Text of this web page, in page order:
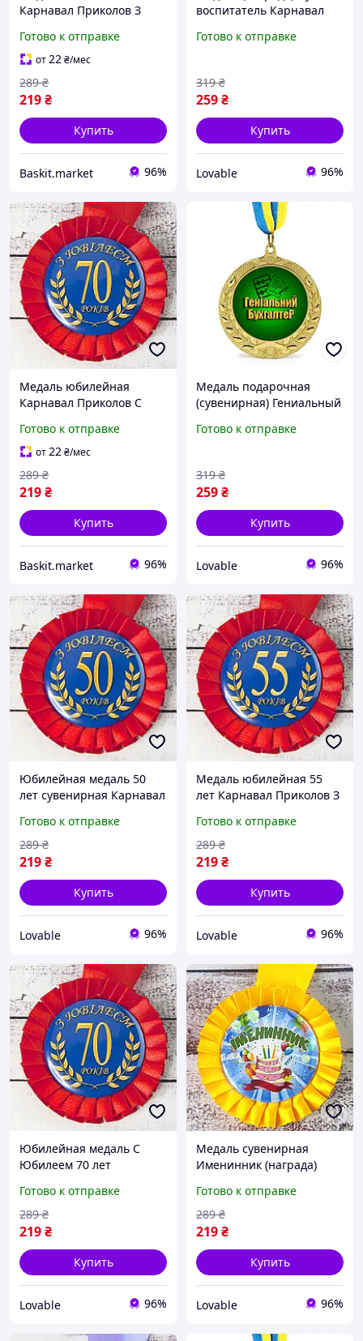
Карнавал Приколов З
Готово к отправке
от22₴/мес
219₴
289 ₴
Купить
Baskit.market 96%
воспитатель Карнавал
выпускной в детский сад,
Готово к отправке
259₴
319 ₴
Купить
Lovable 96%
Медаль юбилейная
Карнавал Приколов С
синяя
Готово к отправке
от22₴/мес
219₴
289 ₴
Купить
Baskit.market 96%
Медаль подарочная
(сувенирная) Гениальный
Приколов 7 см металл,
Готово к отправке
259₴
319 ₴
Купить
Lovable 96%
Юбилейная медаль 50
лет сувенирная Карнавал
Ювілеєм 50) на ленте 8.5
см красно-синяя
Готово к отправке
219₴
289 ₴
Купить
Lovable 96%
Медаль юбилейная 55
лет Карнавал Приколов З
атрибутика на ленте для
юбиляра
Готово к отправке
219₴
289 ₴
Купить
Lovable 96%
Юбилейная медаль С
Юбилеем 70 лет
наградная сувенирная с
лентой на шею (Красно-
синяя)
Готово к отправке
219₴
289 ₴
Купить
Lovable 96%
Медаль сувенирная
Именинник (награда)
подарочная на день
рождения, желтая 8.5 см
Готово к отправке
219₴
289 ₴
Купить
Lovable 96%